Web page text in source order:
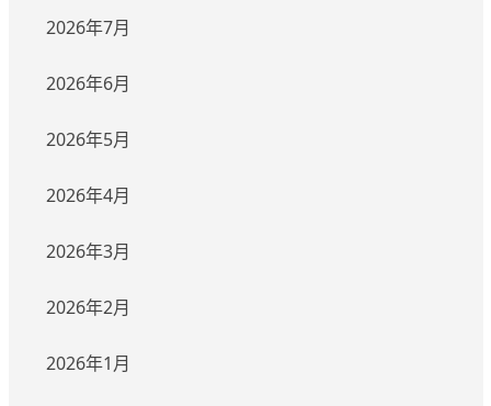
2026年7月
2026年6月
2026年5月
2026年4月
2026年3月
2026年2月
2026年1月